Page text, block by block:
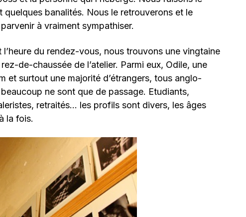
quelques banalités. Nous le retrouverons et le
à vraiment sympathiser.
du rendez-vous, nous trouvons une vingtaine
de-chaussée de l’atelier. Parmi eux, Odile, une
et surtout une majorité d’étrangers, tous anglo-
ne sont que de passage. Etudiants,
retraités… les profils sont divers, les âges
la fois.